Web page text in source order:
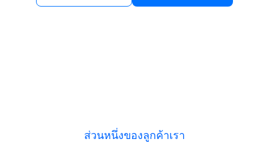
ส่วนหนึ่งของลูกค้าเรา